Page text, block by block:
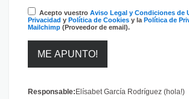
Acepto vuestro Aviso Legal y Condiciones de
Privacidad y Política de Cookies y la Política de
Mailchimp (Proveedor de email).
Responsable: Elísabet García Rodríguez (hola!)